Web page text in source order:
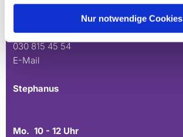
Nur notwendige Cookies
Andréezeile 21-23
030 815 45 54
E-Mail
Stephanus
Mo. 10 - 12 Uhr